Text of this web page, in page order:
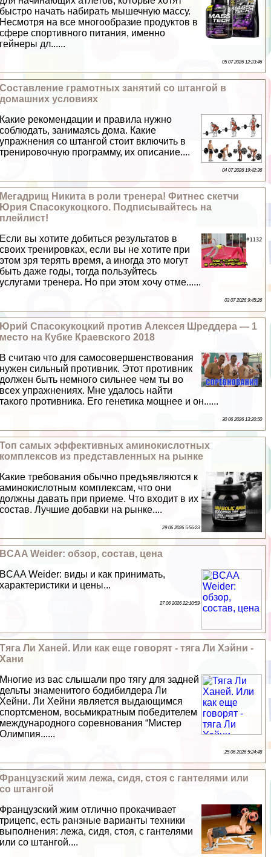
быстро начать набирать мышечную массу.
Несмотря на все многообразие продуктов в
сфере спортивного питания, именно
гeйнеры дл......
05 07 2026 12:23:46
Составление грамотных занятий со штангой в
домашних условиях
Какие рекомендации и правила нужно
соблюдать, занимаясь дома. Какие
упражнения со штангой стоит включить в
тренировочную программу, их описание....
04 07 2026 19:42:36
Мегадрищ Никита в роли тренера! Фитнес скетчи
Юрия Спасокукоцкого. Подписывайтесь на
плейлист!
Если вы хотите добиться результатов в
своих тренировках, если вы не хотите при
этом зря терять время, а иногда это могут
быть даже годы, тогда пользуйтесь
услугами тренера. Но при этом хочу отме......
03 07 2026 9:45:26
Юрий Спасокукоцкий против Алексея Шреддера — 1
место на Кубке Краевского 2018
В считаю что для самосовершенствования
нужен сильный противник. Этот противник
должен быть немного сильнее чем ты во
всех упражнениях. Мне удалось найти
такого противника. Его генетика мощнее и он......
30 06 2026 13:20:50
Топ самых эффективных аминокислотных
комплексов из представленных на рынке
Какие требования обычно предъявляются к
аминокислотным комплексам, что они
должны давать при приеме. Что входит в их
состав. Лучшие добавки на рынке....
29 06 2026 5:56:23
BCAA Weider: обзор, состав, цена
BCAA Weider: виды и как принимать,
хаpaктеристики и цены...
27 06 2026 22:10:59
Тяга Ли Ханей. Или как еще говорят - тяга Ли Хэйни -
Хани
Многие из вас слышали про тягу для задней
дельты знаменитого бодибилдера Ли
Хейни. Ли Хейни является выдающимся
спортсменом, восьмикратным победителем
международного соревнования “Мистер
Олимпия......
25 06 2026 5:24:48
Французский жим лежа, сидя, стоя с гантелями или
со штангой
Французский жим отлично прокачивает
трицепс, есть ранзные варианты техники
выполнения: лежа, сидя, стоя, с гантелями
или со штангой....